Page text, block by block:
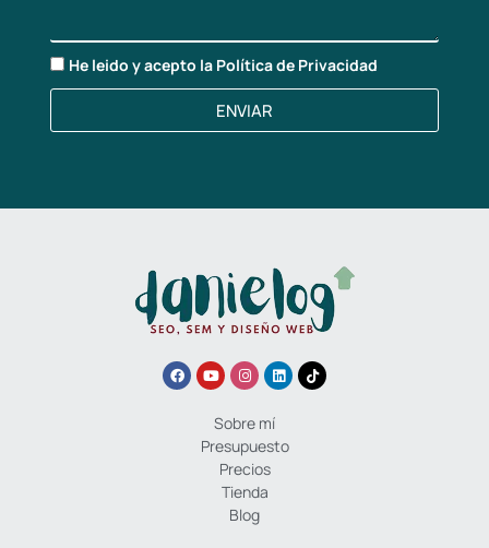
He leido y acepto la Política de Privacidad
ENVIAR
Sobre mí
Presupuesto
Precios
Tienda
Blog